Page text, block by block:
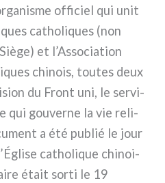
offi­ciel qui unit
catho­li­ques (non
et l’Association
chi­nois, tou­tes deux
du Front uni, le ser­vi­
qui gou­ver­ne la vie reli­
a été publié le jour
catho­li­que chi­noi­
était sor­ti le 19